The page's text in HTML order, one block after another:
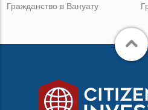
Гражданство в Вануату